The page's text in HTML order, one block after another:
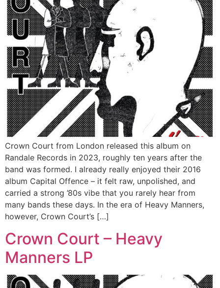
Crown Court from London released this album on
Randale Records in 2023, roughly ten years after the
band was formed. I already really enjoyed their 2016
album Capital Offence – it felt raw, unpolished, and
carried a strong ’80s vibe that you rarely hear from
many bands these days. In the era of Heavy Manners,
however, Crown Court’s […]
Crown Court – Heavy
Manners LP